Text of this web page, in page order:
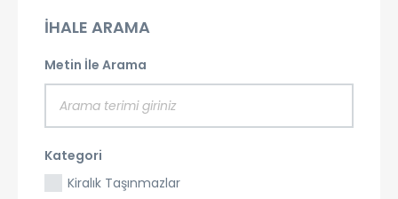
İHALE ARAMA
Metin İle Arama
Kategori
Kiralık Taşınmazlar